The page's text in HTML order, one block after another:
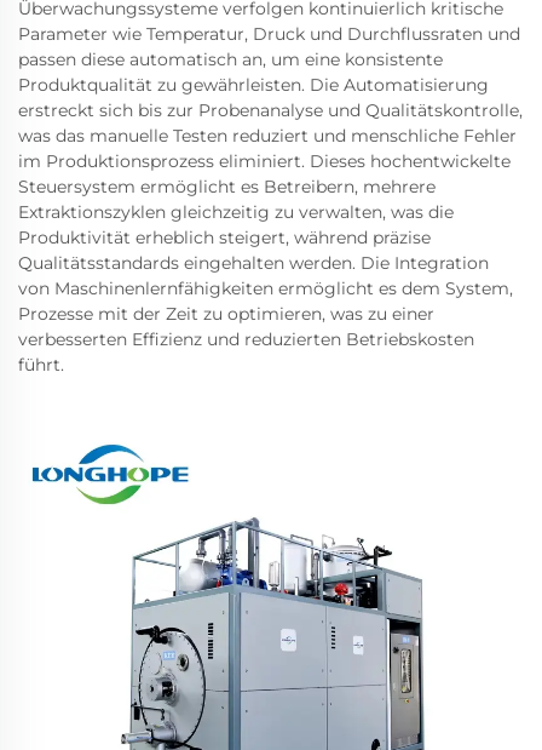
Überwachungssysteme verfolgen kontinuierlich kritische
Parameter wie Temperatur, Druck und Durchflussraten und
passen diese automatisch an, um eine konsistente
Produktqualität zu gewährleisten. Die Automatisierung
erstreckt sich bis zur Probenanalyse und Qualitätskontrolle,
was das manuelle Testen reduziert und menschliche Fehler
im Produktionsprozess eliminiert. Dieses hochentwickelte
Steuersystem ermöglicht es Betreibern, mehrere
Extraktionszyklen gleichzeitig zu verwalten, was die
Produktivität erheblich steigert, während präzise
Qualitätsstandards eingehalten werden. Die Integration
von Maschinenlernfähigkeiten ermöglicht es dem System,
Prozesse mit der Zeit zu optimieren, was zu einer
verbesserten Effizienz und reduzierten Betriebskosten
führt.